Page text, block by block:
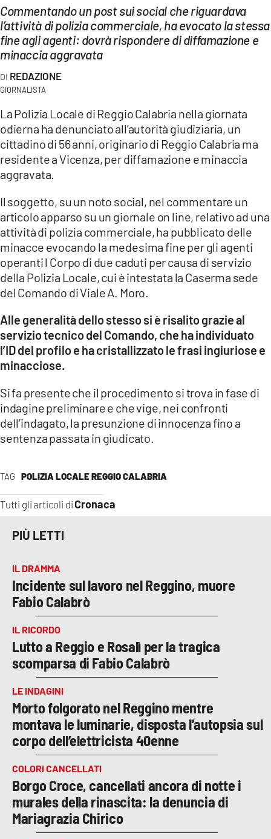
LAC NETWORK
LAC ONAIR
LaC
Network
LACPLAY.IT
LACTV.IT
LACONAIR.IT
ILREGGINO.IT
COSENZACHANNEL.IT
ILVIBONESE.IT
CATANZAROCHANNEL.IT
LACAPITALENEWS.IT
App
APPLE
Commentando un post sui social che riguardava
l’attività di polizia commerciale, ha evocato la stessa
fine agli agenti: dovrà rispondere di diffamazione e
minaccia aggravata
REDAZIONE
GIORNALISTA
TAG POLIZIA LOCALE REGGIO CALABRIA
Tutti gli articoli diCronaca
La Polizia Locale di Reggio Calabria nella giornata
odierna ha denunciato all’autorità giudiziaria, un
cittadino di 56 anni, originario di Reggio Calabria ma
residente a Vicenza, per diffamazione e minaccia
aggravata.
Il soggetto, su un noto social, nel commentare un
articolo apparso su un giornale on line, relativo ad una
attività di polizia commerciale, ha pubblicato delle
minacce evocando la medesima fine per gli agenti
operanti l Corpo di due caduti per causa di servizio
della Polizia Locale, cui è intestata la Caserma sede
del Comando di Viale A. Moro.
Alle generalità dello stesso si è risalito grazie al
servizio tecnico del Comando, che ha individuato
l’ID del profilo e ha cristallizzato le frasi ingiuriose e
minacciose.
Si fa presente che il procedimento si trova in fase di
indagine preliminare e che vige, nei confronti
dell’indagato, la presunzione di innocenza fino a
sentenza passata in giudicato.
PIÙ LETTI
IL DRAMMA
Incidente sul lavoro nel Reggino, muore
Fabio Calabrò
IL RICORDO
Lutto a Reggio e Rosalì per la tragica
scomparsa di Fabio Calabrò
LE INDAGINI
Morto folgorato nel Reggino mentre
montava le luminarie, disposta l’autopsia sul
corpo dell’elettricista 40enne
COLORI CANCELLATI
Borgo Croce, cancellati ancora di notte i
murales della rinascita: la denuncia di
Mariagrazia Chirico